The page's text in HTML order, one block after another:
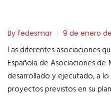
By fedesmar 9 de enero
Las diferentes asociaciones
Española de Asociaciones de
desarrollado y ejecutado, a
proyectos previstos en su